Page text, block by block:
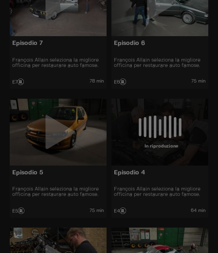
Episodio 7
François Allain seleziona la migliore
officina per restaurare auto famose.
E7 78 min
Episodio 6
François Allain seleziona la migliore
officina per restaurare auto famose.
E6 75 min
Episodio 5
François Allain seleziona la migliore
officina per restaurare auto famose.
E5 75 min
In riproduzione
Episodio 4
François Allain seleziona la migliore
officina per restaurare auto famose.
E4 64 min